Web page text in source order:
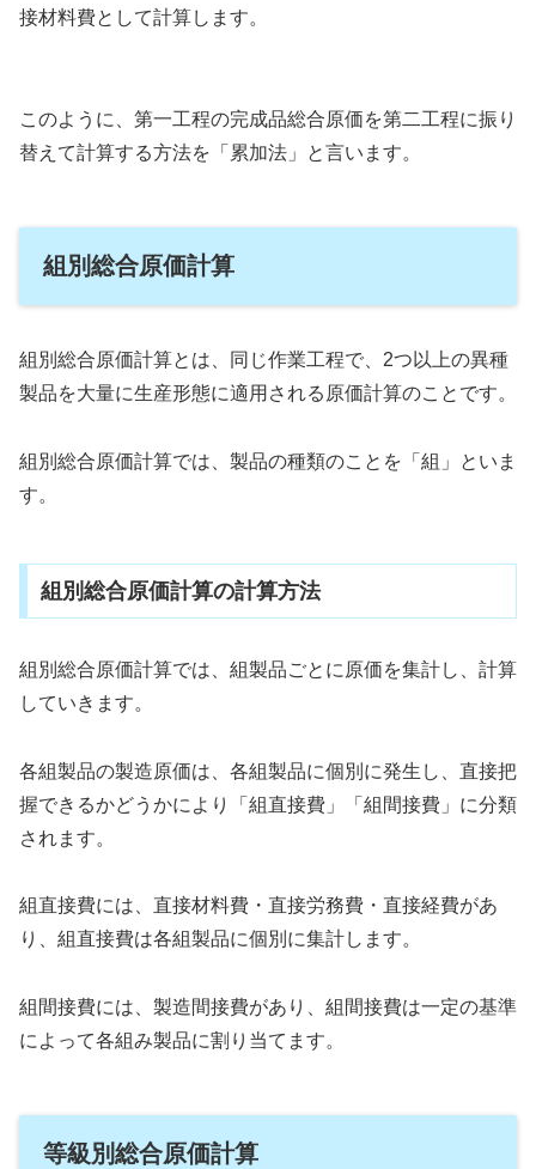
接材料費として計算します。
このように、第一工程の完成品総合原価を第二工程に振り
替えて計算する方法を「累加法」と言います。
組別総合原価計算
組別総合原価計算とは、同じ作業工程で、2つ以上の異種
製品を大量に生産形態に適用される原価計算のことです。
組別総合原価計算では、製品の種類のことを「組」といま
す。
組別総合原価計算の計算方法
組別総合原価計算では、組製品ごとに原価を集計し、計算
していきます。
各組製品の製造原価は、各組製品に個別に発生し、直接把
握できるかどうかにより「組直接費」「組間接費」に分類
されます。
組直接費には、直接材料費・直接労務費・直接経費があ
り、組直接費は各組製品に個別に集計します。
組間接費には、製造間接費があり、組間接費は一定の基準
によって各組み製品に割り当てます。
等級別総合原価計算